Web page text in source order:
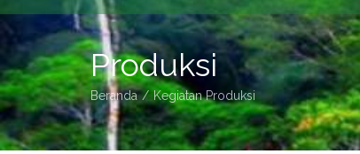
Produksi
Beranda Kegiatan Produksi